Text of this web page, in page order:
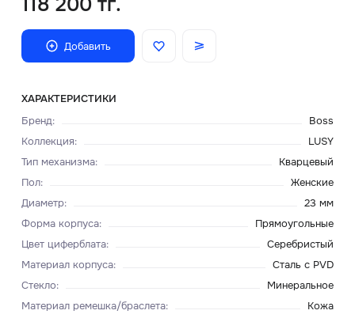
Добавить
ХАРАКТЕРИСТИКИ
Бренд:
Boss
Коллекция:
LUSY
Тип механизма:
Кварцевый
Пол:
Женские
Диаметр:
23 мм
Форма корпуса:
Прямоугольные
Цвет циферблата:
Серебристый
Материал корпуса:
Сталь с PVD
Стекло:
Минеральное
Материал ремешка/браслета:
Кожа